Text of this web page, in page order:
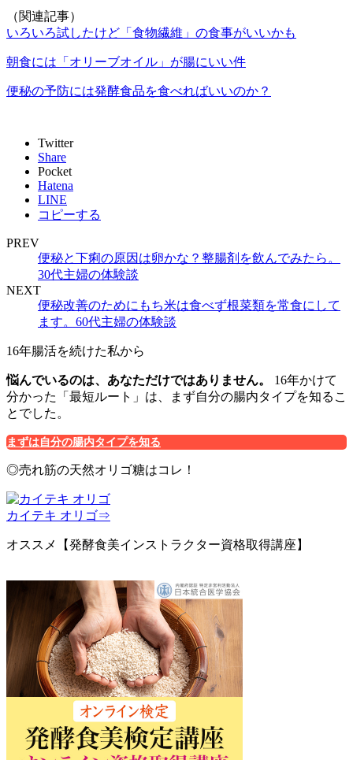
（関連記事）
いろいろ試したけど「食物繊維」の食事がいいかも
朝食には「オリーブオイル」が腸にいい件
便秘の予防には発酵食品を食べればいいのか？
Twitter
Share
Pocket
Hatena
LINE
コピーする
PREV
便秘と下痢の原因は卵かな？整腸剤を飲んでみたら。
30代主婦の体験談
NEXT
便秘改善のためにもち米は食べず根菜類を常食にして
ます。60代主婦の体験談
16年腸活を続けた私から
悩んでいるのは、あなただけではありません。
16年かけて
分かった「最短ルート」は、まず自分の腸内タイプを知るこ
とでした。
まずは自分の腸内タイプを知る
◎売れ筋の天然オリゴ糖はコレ！
カイテキ オリゴ⇒
オススメ【発酵食美インストラクター資格取得講座】